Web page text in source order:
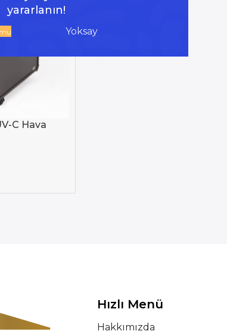
yararlanın!
Yoksay
C Hava
Hızlı Menü
Hakkımızda